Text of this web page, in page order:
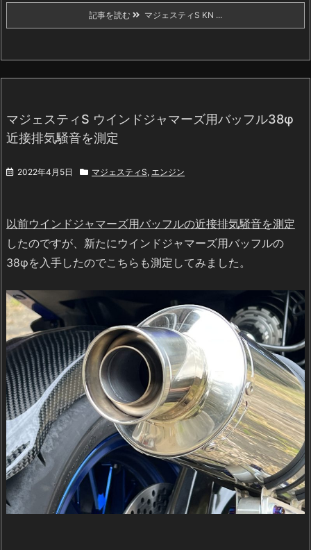
記事を読む マジェスティS KN ...
マジェスティS ウインドジャマーズ用バッフル38φ
近接排気騒音を測定
2022年4月5日 マジェスティS, エンジン
以前ウインドジャマーズ用バッフルの近接排気騒音を測定
したのですが、新たにウインドジャマーズ用バッフルの
38φを入手したのでこちらも測定してみました。